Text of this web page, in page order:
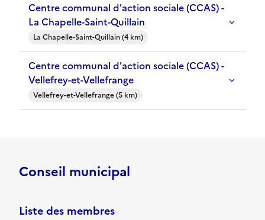
Centre communal d'action sociale (CCAS) -
La Chapelle-Saint-Quillain
La Chapelle-Saint-Quillain (4 km)
Centre communal d'action sociale (CCAS) -
Vellefrey-et-Vellefrange
Vellefrey-et-Vellefrange (5 km)
Conseil municipal
Liste des membres